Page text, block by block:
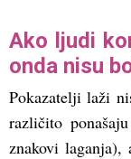
Ako ljudi
onda nisu
Pokazatelji laži
različito
znakovi